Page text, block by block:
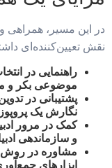
در این مسیر، همراهی
نقش تعیین‌کننده‌ای
راهنمایی در
موضوعی بکر و
پشتیبانی در
نگارش یک
کمک در مرور
و سازماندهی
مشاوره در
ابزارهای